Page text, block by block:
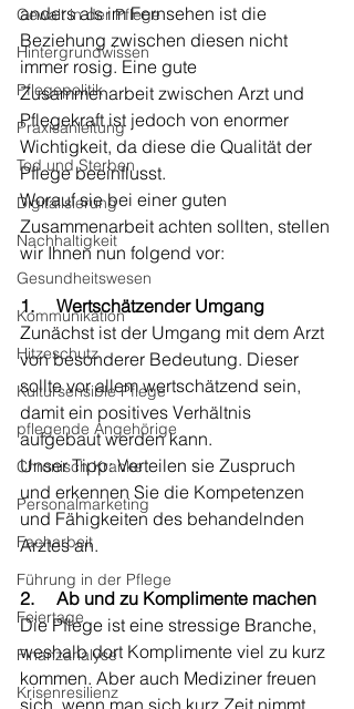
Gewalt in der Pflege
Hintergrundwissen
Pflegepolitik
Praxisanleitung
Tod und Sterben
Digitalisierung
Nachhaltigkeit
Gesundheitswesen
Kommunikation
Hitzeschutz
Kultursensible Pflege
pflegende Angehörige
Chronisch Kranke
Personalmarketing
Facharbeit
Führung in der Pflege
Feiertage
Finanzanalyse
Krisenresilienz
anders als im Fernsehen ist die
Beziehung zwischen diesen nicht
immer rosig. Eine gute
Zusammenarbeit zwischen Arzt und
Pflegekraft ist jedoch von enormer
Wichtigkeit, da diese die Qualität der
Pflege beeinflusst.
Worauf sie bei einer guten
Zusammenarbeit achten sollten, stellen
wir Ihnen nun folgend vor:
1.     Wertschätzender Umgang
Zunächst ist der Umgang mit dem Arzt
von besonderer Bedeutung. Dieser
sollte vor allem wertschätzend sein,
damit ein positives Verhältnis
aufgebaut werden kann.
Unser Tipp: Verteilen sie Zuspruch
und erkennen Sie die Kompetenzen
und Fähigkeiten des behandelnden
Arztes an.
2.     Ab und zu Komplimente machen
Die Pflege ist eine stressige Branche,
weshalb dort Komplimente viel zu kurz
kommen. Aber auch Mediziner freuen